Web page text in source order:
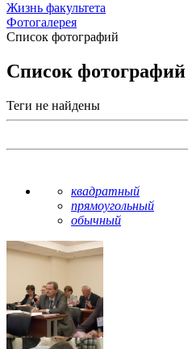
Жизнь факультета
Фотогалерея
Список фотографий
Список фотографий
Теги не найдены
квадратный
прямоугольный
обычный